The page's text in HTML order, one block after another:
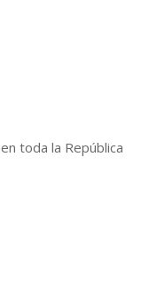
toda la República